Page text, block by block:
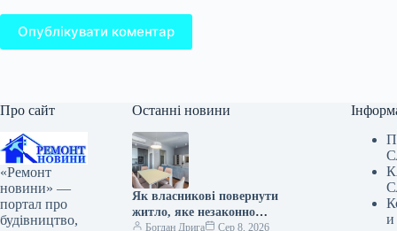
Опублікувати коментар
Про сайт
«Ремонт
новини» —
портал про
будівництво,
Останні новини
Як власникові повернути
житло, яке незаконно
перепродали кілька разів
Богдан Дрига
Сер 8, 2026
и